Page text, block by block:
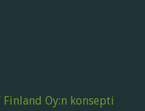
Oy:n konsepti